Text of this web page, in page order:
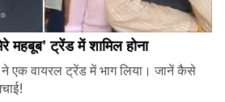
ट्रेंड में शामिल होना
एक वायरल ट्रेंड में भाग लिया। जानें कैसे